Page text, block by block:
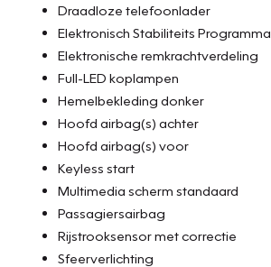
Draadloze telefoonlader
Elektronisch Stabiliteits Programma
Elektronische remkrachtverdeling
Full-LED koplampen
Hemelbekleding donker
Hoofd airbag(s) achter
Hoofd airbag(s) voor
Keyless start
Multimedia scherm standaard
Passagiersairbag
Rijstrooksensor met correctie
Sfeerverlichting